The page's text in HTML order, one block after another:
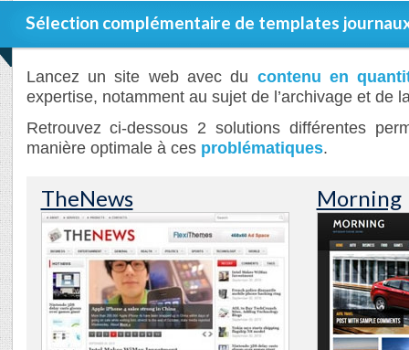
Sélection complémentaire de templates
Lancez un site web avec du contenu en
expertise, notamment au sujet de l’archivage et de
Retrouvez ci-dessous 2 solutions différentes
manière optimale à ces problématiques.
TheNews Morning